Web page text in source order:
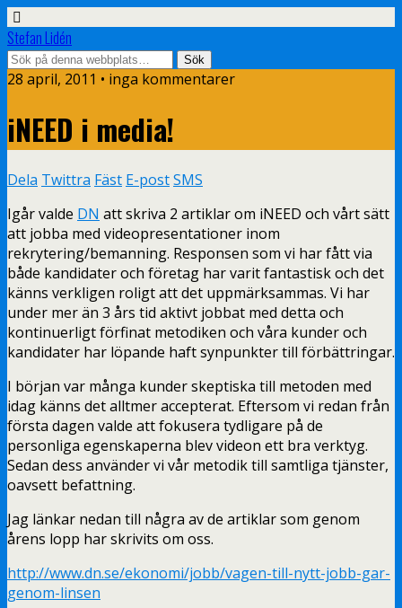
Stefan Lidén
28 april, 2011 • inga kommentarer
iNEED i media!
Dela Twittra Fäst E-postSMS
Igår valde DN att skriva 2 artiklar om iNEED och vårt sätt
att jobba med videopresentationer inom
rekrytering/bemanning. Responsen som vi har fått via
både kandidater och företag har varit fantastisk och det
känns verkligen roligt att det uppmärksammas. Vi har
under mer än 3 års tid aktivt jobbat med detta och
kontinuerligt förfinat metodiken och våra kunder och
kandidater har löpande haft synpunkter till förbättringar.
I början var många kunder skeptiska till metoden med
idag känns det alltmer accepterat. Eftersom vi redan från
första dagen valde att fokusera tydligare på de
personliga egenskaperna blev videon ett bra verktyg.
Sedan dess använder vi vår metodik till samtliga tjänster,
oavsett befattning.
Jag länkar nedan till några av de artiklar som genom
årens lopp har skrivits om oss.
http://www.dn.se/ekonomi/jobb/vagen-till-nytt-jobb-gar-
genom-linsen